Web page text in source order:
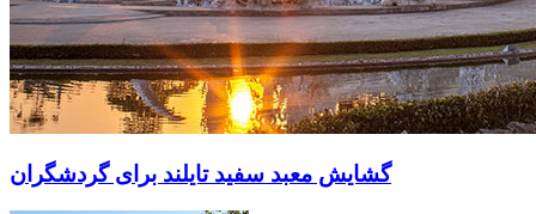
گشایش معبد سفید تایلند برای گردشگران